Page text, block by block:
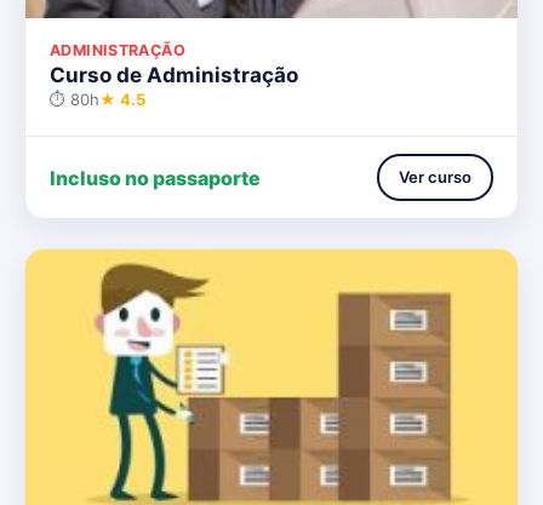
ADMINISTRAÇÃO
Curso de Administração
⏱ 80h★ 4.5
Incluso no passaporte Ver curso